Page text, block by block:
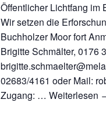
Öffentlicher Lichtfang im
Wir setzen die
Buchholzer Moor fort
Brigitte Schmälter, 0176
02683/4161 oder Mail:
Zugang: …Weiterlesen